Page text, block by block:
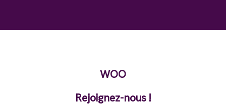
WOO
Rejoignez-nous !